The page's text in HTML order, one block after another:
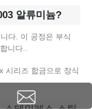
알류미늄?
다. 이 공정은 부식
니다..
시리즈 합금으로 장식